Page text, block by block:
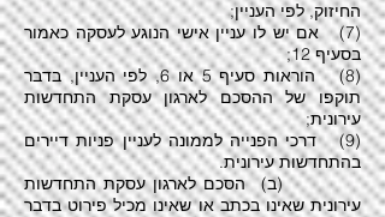
החיזוק, לפי העניין;
(7) אם יש לו עניין אישי הנוגע לעסקה כאמור
בסעיף 12;
(8) הוראות סעיף 5 או 6, לפי העניין, בדבר
תוקפו של ההסכם לארגון עסקת התחדשות
עירונית;
(9) דרכי הפנייה לממונה לעניין פניות דיירים
בהתחדשות עירונית.
(ב) הסכם לארגון עסקת התחדשות
עירונית שאינו בכתב או שאינו מכיל פירוט בדבר